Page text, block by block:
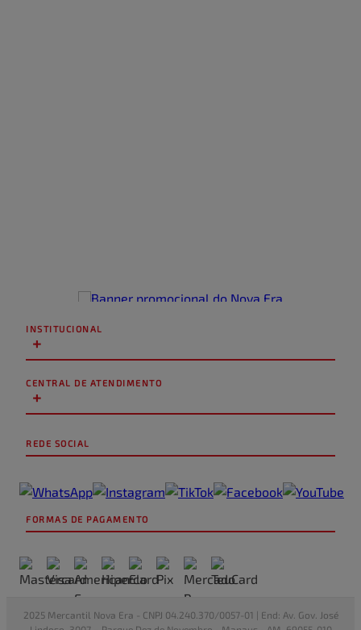
INSTITUCIONAL
+
CENTRAL DE ATENDIMENTO
+
REDE SOCIAL
FORMAS DE PAGAMENTO
2025 Mercantil Nova Era - CNPJ 04.240.370/0057-01 | End: Av. Gov. José